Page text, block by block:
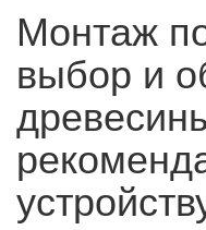
Монтаж
выбор и